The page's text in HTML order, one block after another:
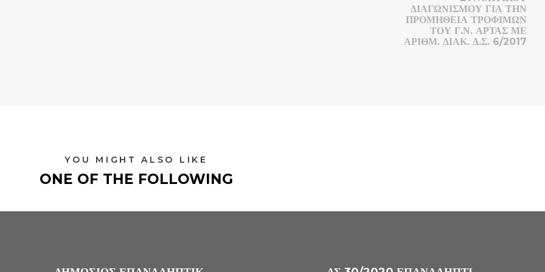
ΔΙΑΓΩΝΙΣΜΟΥ ΓΙΑ ΤΗΝ
ΠΡΟΜΗΘΕΙΑ ΤΡΟΦΙΜΩΝ
ΤΟΥ Γ.Ν. ΑΡΤΑΣ ΜΕ
ΑΡΙΘΜ. ΔΙΑΚ. Δ.Σ. 6/2017
YOU MIGHT ALSO LIKE
ONE OF THE FOLLOWING